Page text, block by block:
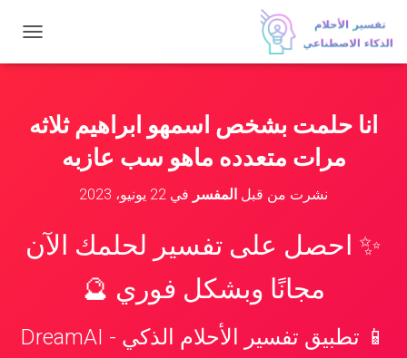
ب
اانا حلمت بشخص اسمهو ابراهيم ثلاثه
مرات متعدده ماهو سب عازبه
نشرت من قبل المفسر في 22 يونيو، 2023
✨ احصل على تفسير لحلمك الآن
مجانًا وبشكل فوري 🔮
📱 تطبيق تفسير الأحلام الذكي - DreamAI